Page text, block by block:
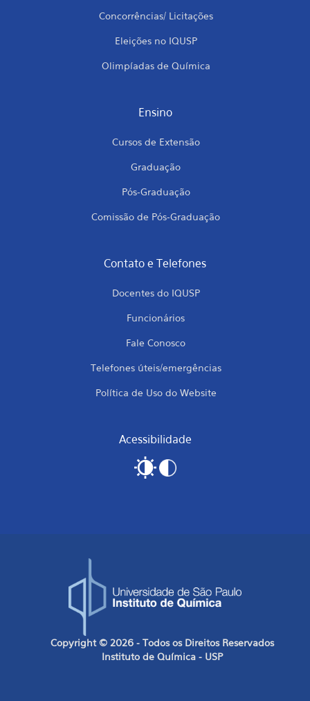
Concorrências/ Licitações
Eleições no IQUSP
Olimpíadas de Química
Ensino
Cursos de Extensão
Graduação
Pós-Graduação
Comissão de Pós-Graduação
Contato e Telefones
Docentes do IQUSP
Funcionários
Fale Conosco
Telefones úteis/emergências
Política de Uso do Website
Acessibilidade
Copyright © 2026 - Todos os Direitos Reservados
Instituto de Química - USP